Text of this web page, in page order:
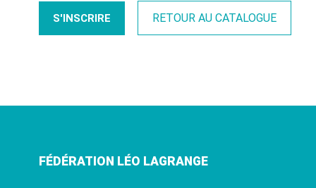
S'INSCRIRE RETOUR AU CATALOGUE
FÉDÉRATION LÉO LAGRANGE